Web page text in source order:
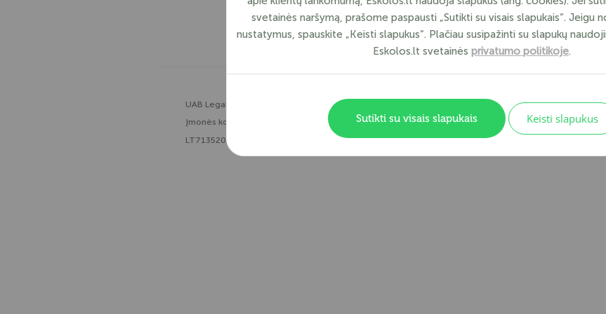
UAB Legal Balance
Įmonės kodas: 302528679
LT713520000302528679
+370 700 666 77
info@eskolos.lt
Žalgirio g. 90, LT-09303 Vilnius
Atgustinaudu.lv
Legalbalance.lt
Legalbalance.lv
svetainės naršymą, prašome paspausti „Sutikti su visais slapukais“. Jeigu
nustatymus, spauskite „Keisti slapukus“. Plačiau susipažinti su slapukų
Eskolos.lt svetainės privatumo politikoje.
Sutikti su visais slapukais Keisti slapukus